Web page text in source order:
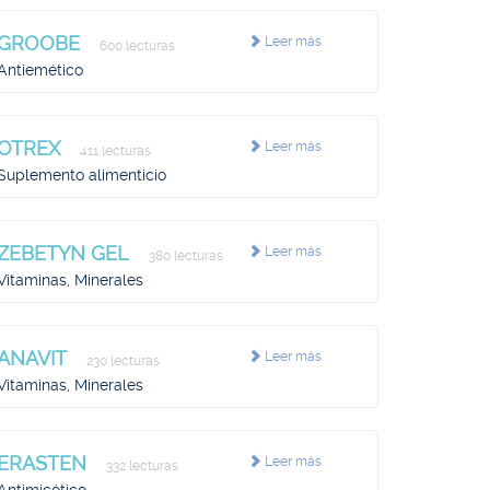
Leer más
600 lecturas
Leer más
411 lecturas
alimenticio
Leer más
GEL 380 lecturas
Minerales
Leer más
230 lecturas
Minerales
Leer más
332 lecturas